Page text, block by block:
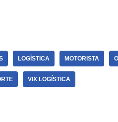
LOGÍSTICA MOTORISTA
VIX LOGÍSTICA